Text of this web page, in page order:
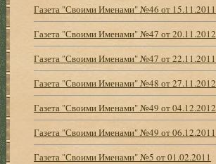
Газета "Своими Именами" №46 от 15.11.2011
Газета "Своими Именами" №47 от 20.11.2012
Газета "Своими Именами" №47 от 22.11.2011
Газета "Своими Именами" №48 от 27.11.2012
Газета "Своими Именами" №49 от 04.12.2012
Газета "Своими Именами" №49 от 06.12.2011
Газета "Своими Именами" №5 от 01.02.2011